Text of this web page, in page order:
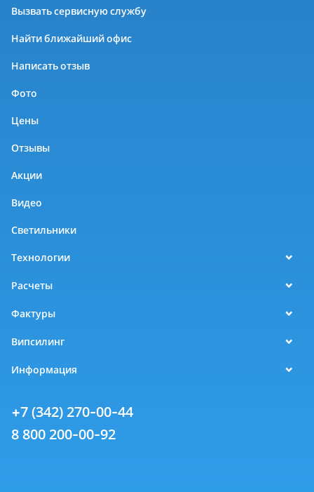
Вызвать сервисную службу
Найти ближайший офис
Написать отзыв
Фото
Цены
Отзывы
Акции
Видео
Светильники
Технологии
Расчеты
Фактуры
Випсилинг
Информация
+7 (342) 270-00-44
8 800 200-00-92